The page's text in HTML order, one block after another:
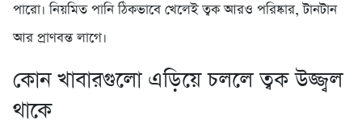
পারো। নিয়মিত পানি ঠিকভাবে খেলেই ত্বক আরও পরিষ্কার, টানটান
আর প্রাণবন্ত লাগে।
কোন খাবারগুলো এড়িয়ে চললে ত্বক উজ্জ্বল
থাকে